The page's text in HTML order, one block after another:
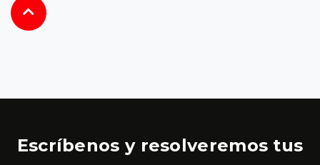
Escríbenos y resolveremos tus